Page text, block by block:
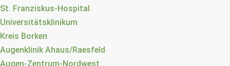
St. Franziskus-Hospital
Universitätsklinikum
Kreis Borken
Augenklinik Ahaus/Raesfeld
Augen-Zentrum-Nordwest